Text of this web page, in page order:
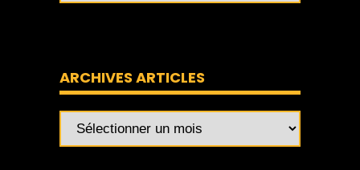
ARCHIVES ARTICLES
Archives
articles